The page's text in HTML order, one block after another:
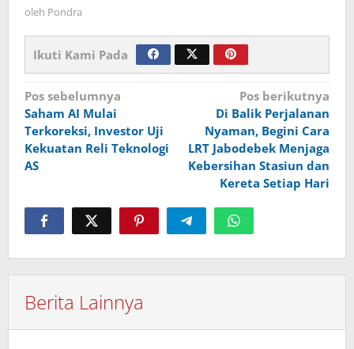
oleh Pondra
Ikuti Kami Pada
Navigasi
pos
Pos sebelumnya
Saham AI Mulai
Terkoreksi, Investor Uji
Kekuatan Reli Teknologi
AS
Pos berikutnya
Di Balik Perjalanan
Nyaman, Begini Cara
LRT Jabodebek Menjaga
Kebersihan Stasiun dan
Kereta Setiap Hari
Berita Lainnya